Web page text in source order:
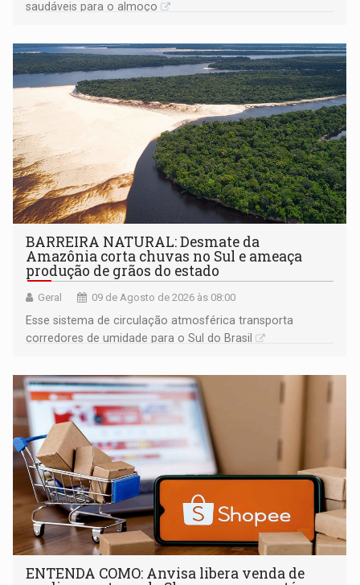
saudáveis para o almoço
BARREIRA NATURAL: Desmate da
Amazônia corta chuvas no Sul e ameaça
produção de grãos do estado
Geral 09 de Agosto de 2026 às 08:00
Esse sistema de circulação atmosférica transporta
corredores de umidade para o Sul do Brasil
ENTENDA COMO: Anvisa libera venda de